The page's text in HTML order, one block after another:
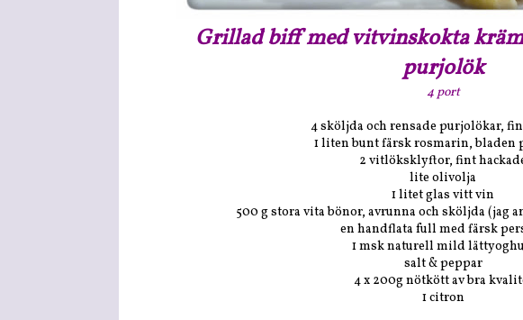
Grillad biff med vitvinskokta
purjolök
4 port
4 sköljda och rensade purjolökar,
1 liten bunt färsk rosmarin, bladen
2 vitlöksklyftor, fint
lite olivolja
1 litet glas vitt vin
500 g stora vita bönor, avrunna och sköljda (jag
en handflata full med färsk
1 msk naturell mild
salt & peppar
4 x 200g nötkött av bra
1 citron